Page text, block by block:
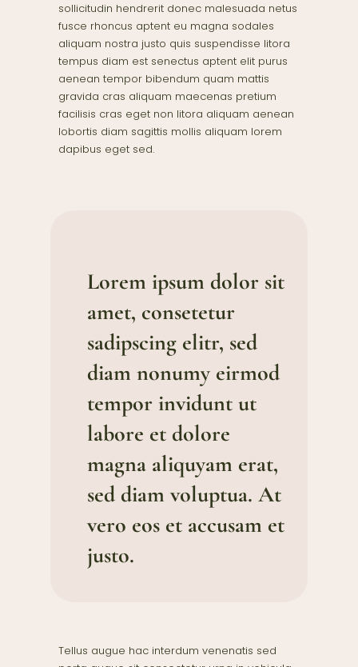
sollicitudin hendrerit donec malesuada netus
fusce rhoncus aptent eu magna sodales
aliquam nostra justo quis suspendisse litora
tempus diam est senectus aptent elit purus
aenean tempor bibendum quam mattis
gravida cras aliquam maecenas pretium
facilisis cras eget non litora aliquam aenean
lobortis diam sagittis mollis aliquam lorem
dapibus eget sed.
Lorem ipsum dolor sit
amet, consetetur
sadipscing elitr, sed
diam nonumy eirmod
tempor invidunt ut
labore et dolore
magna aliquyam erat,
sed diam voluptua. At
vero eos et accusam et
justo.
Tellus augue hac interdum venenatis sed